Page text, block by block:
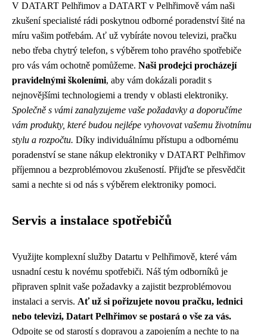
V DATART Pelhřimov a DATART v Pelhřimově vám naši
zkušení specialisté rádi poskytnou odborné poradenství šité na
míru vašim potřebám. Ať už vybíráte novou televizi, pračku
nebo třeba chytrý telefon, s výběrem toho pravého spotřebiče
pro vás vám ochotně pomůžeme. Naši prodejci procházejí
pravidelnými školeními, aby vám dokázali poradit s
nejnovějšími technologiemi a trendy v oblasti elektroniky.
Společně s vámi zanalyzujeme vaše požadavky a doporučíme
vám produkty, které budou nejlépe vyhovovat vašemu životnímu
stylu a rozpočtu. Díky individuálnímu přístupu a odbornému
poradenství se stane nákup elektroniky v DATART Pelhřimov
příjemnou a bezproblémovou zkušeností. Přijďte se přesvědčit
sami a nechte si od nás s výběrem elektroniky pomoci.
Servis a instalace spotřebičů
Využijte komplexní služby Datartu v Pelhřimově, které vám
usnadní cestu k novému spotřebiči. Náš tým odborníků je
připraven splnit vaše požadavky a zajistit bezproblémovou
instalaci a servis. Ať už si pořizujete novou pračku, lednici
nebo televizi, Datart Pelhřimov se postará o vše za vás.
Odpojte se od starostí s dopravou a zapojením a nechte to na